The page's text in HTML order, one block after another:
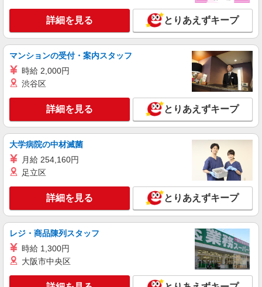
福島市内 最寄り駅：福島
キープ 詳細を見る
株式会社kotrio /●SD-H-2066218
≪福島市≫夜勤なし！未経験・ブランクOKの
デイスタッフ
時給1350円〜2062円 ＜日払い有/週払い有/交
通費全支給(ガソリン代含む)＞
キープ 詳細を見る
株式会社kotrio /●SD-H-1732802
福島市のデイSTAFF｜まずは「2ヵ月」お試し
で働く＊嬉しい高時給
時給1450円〜2062円 ＜日払い有/週払い有/交
詳細を見る とりあえずキープ
マンションの受付・案内スタッフ
時給 2,000円
渋谷区
詳細を見る とりあえずキープ
大学病院の中材滅菌
月給 254,160円
足立区
詳細を見る とりあえずキープ
レジ・商品陳列スタッフ
時給 1,300円
大阪市中央区